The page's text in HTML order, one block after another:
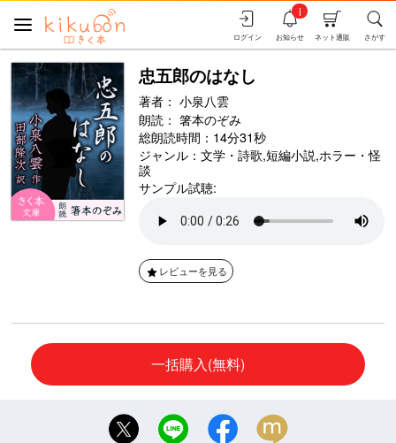
さがす
ネット通販
お知らせ
i
ログイン
忠五郎のはなし
著者： 小泉八雲
朗読： 箸本のぞみ
総朗読時間：14分31秒
ジャンル： 文学・詩歌,短編小説,ホラー・怪
談
サンプル試聴:
レビューを見る
一括購入(無料)